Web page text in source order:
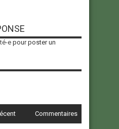
epour poster un
Commentaires